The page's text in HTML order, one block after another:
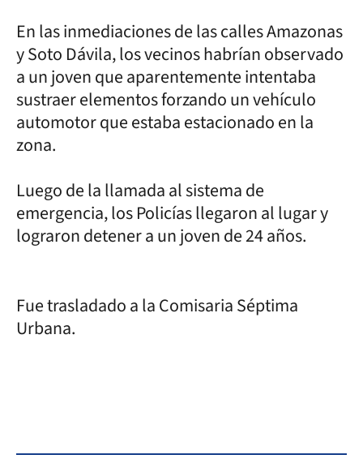
En las inmediaciones de las calles Amazonas
y Soto Dávila, los vecinos habrían observado
a un joven que aparentemente intentaba
sustraer elementos forzando un vehículo
automotor que estaba estacionado en la
zona.
Luego de la llamada al sistema de
emergencia, los Policías llegaron al lugar y
lograron detener a un joven de 24 años.
Fue trasladado a la Comisaria Séptima
Urbana.